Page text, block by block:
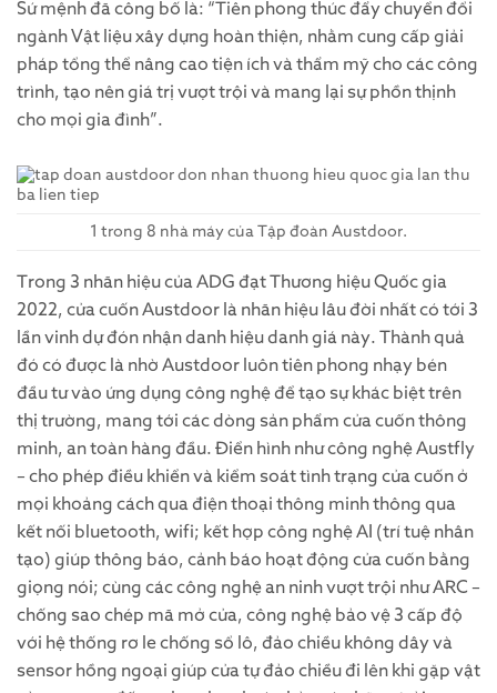
Sứ mệnh đã công bố là: “Tiên phong thúc đẩy chuyển đổi
ngành Vật liệu xây dựng hoàn thiện, nhằm cung cấp giải
pháp tổng thể nâng cao tiện ích và thẩm mỹ cho các công
trình, tạo nên giá trị vượt trội và mang lại sự phồn thịnh
cho mọi gia đình”.
1 trong 8 nhà máy của Tập đoàn Austdoor.
Trong 3 nhãn hiệu của ADG đạt Thương hiệu Quốc gia
2022, cửa cuốn Austdoor là nhãn hiệu lâu đời nhất có tới 3
lần vinh dự đón nhận danh hiệu danh giá này. Thành quả
đó có được là nhờ Austdoor luôn tiên phong nhạy bén
đầu tư vào ứng dụng công nghệ để tạo sự khác biệt trên
thị trường, mang tới các dòng sản phẩm cửa cuốn thông
minh, an toàn hàng đầu. Điển hình như công nghệ Austfly
– cho phép điều khiển và kiểm soát tình trạng cửa cuốn ở
mọi khoảng cách qua điện thoại thông minh thông qua
kết nối bluetooth, wifi; kết hợp công nghệ AI (trí tuệ nhân
tạo) giúp thông báo, cảnh báo hoạt động cửa cuốn bằng
giọng nói; cùng các công nghệ an ninh vượt trội như ARC –
chống sao chép mã mở cửa, công nghệ bảo vệ 3 cấp độ
với hệ thống rơ le chống sổ lô, đảo chiều không dây và
sensor hồng ngoại giúp cửa tự đảo chiều đi lên khi gặp vật